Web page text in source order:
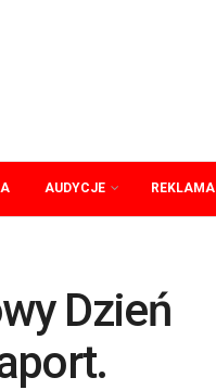
AUDYCJE REKLAMA
Dzień